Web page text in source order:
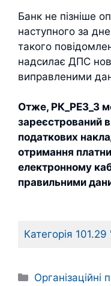
Банк не пізніше
наступного за
такого
надсилає ДПС
виправленими
Отже, РК_РЕЗ_3
зареєстрований
податкових
отримання
електронному
правильними
Категорія 101.29
Категорії
Організаційні